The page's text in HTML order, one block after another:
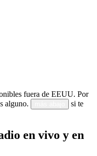
fuera de EEUU. Por
alguno.
si te
en vivo y en